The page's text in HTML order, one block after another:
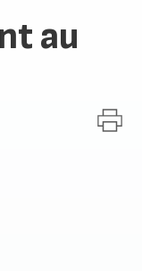
au